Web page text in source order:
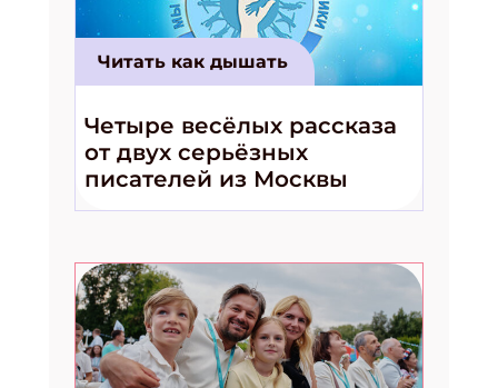
Читать как дышать
Четыре весёлых рассказа
от двух серьёзных
писателей из Москвы